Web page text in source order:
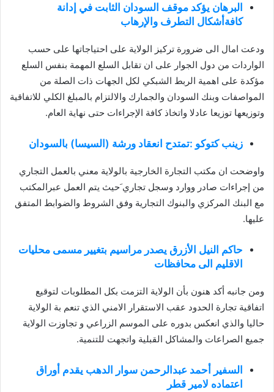
البرهان يؤكد موقف السودان الثابت في إدانة
كافةأشكال التطرف والإرهاب
ودعت امال الى ضرورة تركيز الولاية على احتياجاتها على حسب
الواردات من دول الجوار على ان تقابل السلع المهمة بنفس السلع
مؤكدة على اهمية الربط الشبكي لكل الجهات ذات الصلة من
المواصفات وبنك السودان والجمارك والالتزام بالمبلغ الكلي للاتفاقية
وتوزيعها توزيعا عادلا واتخاذ كافة الإجراءات حتى نهاية العام.
زينب كتوكو :تمتدح انعقاد ورشة (السيسا) بالسودان
واوضحت ان مكتب التجارة الخارجية بالولاية معني بالعمل التجاري
من إجراءات صادر ووارد وسجل تجاري َحيث يتم العمل عبرالمكتب
مع البنك المركزي والبنوك التجارية وفق الشروط والضوابط المتفق
عليها.
حاكم النيل الأزرق يصدر مراسيم بتغيير مسمى محليات
الاقليم الى محافظات
ومن جانبه أكد هنون بأن الولاية التزمت بكل المطلوبات لتوقيع
اتفاقية تجارة الحدود عقب الاستقرار الامني الذي تنعم بة الولاية
حاليا والذي انعكس بدوره على الموسم الزراعي و تجاوزت الولاية
جميع الصراعات والمشاكل القبلية واتجهت للتنمية.
السفير أحمد عبدالرحمن سوار الدهب يقدم أوراق
اعتماده لامير قطر